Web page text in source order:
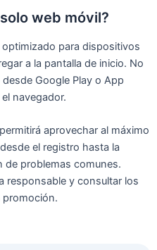
web móvil?
para dispositivos
a la pantalla de inicio. No
Google Play o App
navegador.
aprovechar al máximo
el registro hasta la
de problemas comunes.
responsable y consultar los